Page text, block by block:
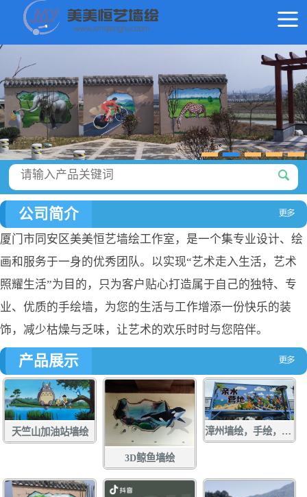
公司简介
厦门市同安区美美恒艺墙绘工作室，是一个集专业设计、绘
画和服务于一身的优秀团队。以实现“艺术走入生活，艺术
照耀生活”为目的，只为客户贴心打造属于自己的独特、专
业、优质的手绘墙，为您的生活与工作增添一份快乐的装
饰，减少枯燥与乏味，让艺术的欢乐时时与您陪伴。
产品展示
天竺山加油站墙绘
3D鲸鱼墙绘
漳州墙绘，手绘，土白社龙舟文化中心墙绘，龙江游手绘，亲水营地彩绘，龙江岁月壁画